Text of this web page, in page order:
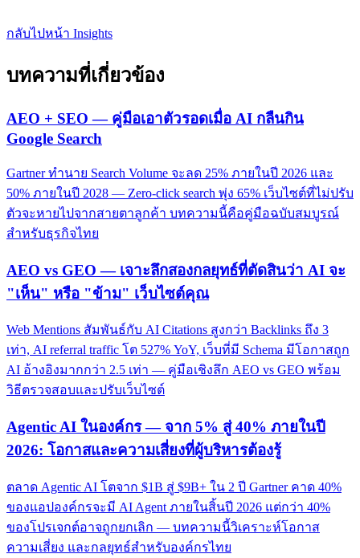
กลับไปหน้า Insights
บทความที่เกี่ยวข้อง
AEO + SEO — คู่มือเอาตัวรอดเมื่อ AI กลืนกิน
Google Search
Gartner ทำนาย Search Volume จะลด 25% ภายในปี 2026 และ
50% ภายในปี 2028 — Zero-click search พุ่ง 65% เว็บไซต์ที่ไม่ปรับ
ตัวจะหายไปจากสายตาลูกค้า บทความนี้คือคู่มือฉบับสมบูรณ์
สำหรับธุรกิจไทย
AEO vs GEO — เจาะลึกสองกลยุทธ์ที่ตัดสินว่า AI จะ
"เห็น" หรือ "ข้าม" เว็บไซต์คุณ
Web Mentions สัมพันธ์กับ AI Citations สูงกว่า Backlinks ถึง 3
เท่า, AI referral traffic โต 527% YoY, เว็บที่มี Schema มีโอกาสถูก
AI อ้างอิงมากกว่า 2.5 เท่า — คู่มือเชิงลึก AEO vs GEO พร้อม
วิธีตรวจสอบและปรับเว็บไซต์
Agentic AI ในองค์กร — จาก 5% สู่ 40% ภายในปี
2026: โอกาสและความเสี่ยงที่ผู้บริหารต้องรู้
ตลาด Agentic AI โตจาก $1B สู่ $9B+ ใน 2 ปี Gartner คาด 40%
ของแอปองค์กรจะมี AI Agent ภายในสิ้นปี 2026 แต่กว่า 40%
ของโปรเจกต์อาจถูกยกเลิก — บทความนี้วิเคราะห์โอกาส
ความเสี่ยง และกลยุทธ์สำหรับองค์กรไทย